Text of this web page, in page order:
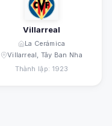
Villarreal
La Cerámica
Villarreal, Tây Ban Nha
Thành lập: 1923